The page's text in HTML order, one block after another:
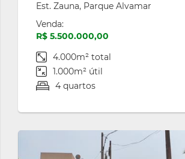
Est. Zauna, Parque Alvamar
Venda:
R$ 5.500.000,00
4.000m² total
1.000m² útil
4 quartos